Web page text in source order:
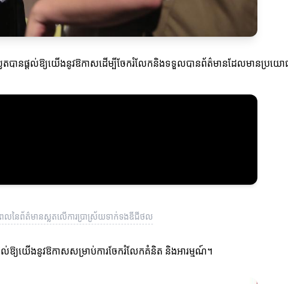
តបានផ្តល់ឱ្យយើងនូវឱកាសដើម្បីចែករំលែកនិងទទួលបានព័ត៌មានដែលមានប្រយ
នៃព័ត៌មានស្លតលើការប្រាស្រ័យទាក់ទងឌីជីថល
ល់ឱ្យយើងនូវឱកាសសម្រាប់ការចែករំលែកគំនិត និងអារម្មណ៍។